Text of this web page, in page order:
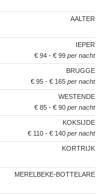
AALTER
IEPER
€ 94 - € 99 per nacht
BRUGGE
€ 95 - € 165 per nacht
WESTENDE
€ 85 - € 90 per nacht
KOKSIJDE
€ 110 - € 140 per nacht
KORTRIJK
MERELBEKE-BOTTELARE